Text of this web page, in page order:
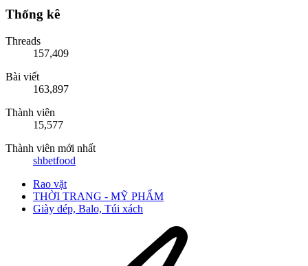
Thống kê
Threads
157,409
Bài viết
163,897
Thành viên
15,577
Thành viên mới nhất
shbetfood
Rao vặt
THỜI TRANG - MỸ PHẨM
Giày dép, Balo, Túi xách